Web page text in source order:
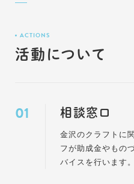
活動について
ACTIONS
相談窓口
金沢のクラフトに
フが助成金やもの
バイスを行います。